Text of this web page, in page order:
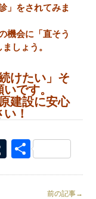
」をされてみま
機会に「直そう
しょう。
けたい」そ
です。
建設に安心
！
Tumblr
共
前の記事→